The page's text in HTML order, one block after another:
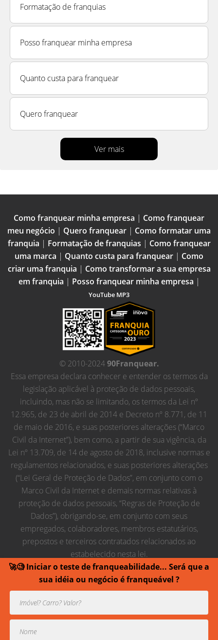
Formatação de franquias
Posso franquear minha empresa
Quanto custa para franquear
Quero franquear
Ver mais
🚀🧐 Iniciar o teste de franqueabilidade... Será que a
sua idéia ou negócio é franqueável ?
Como franquear minha empresa | Como franquear
meu negócio | Quero franquear | Como formatar uma
franquia | Formatação de franquias | Como franquear
uma marca | Quanto custa para franquear | Como
criar uma franquia | Como transformar a sua empresa
em franquia | Posso franquear minha empresa |
YouTube MP3
© 2010-202490Franquear.
Essa empresa declara conhecer e entender os termos da
legislação aplicável à proteção de dados pessoais,
incluindo, mas não se limitando, os termos da Lei nº
12.965, de 23 de abril de 2014 e Decreto nº 8.771, de 11
de maio de 2016, e suas posteriores alterações (“Marco
Civil da Internet”), bem como, a partir de sua vigência, da
Lei nº 13.709, de 14 de agosto de 2018, inclusive normas e
regulamentos relacionados, e suas posteriores alterações
(“Lei Geral de Proteção de Dados”, em conjunto com o
Marco Civil da Internet e demais normas relativas à
proteção de dados pessoais, “Regras de Proteção de
Dados”), obrigando-se, em conjunto com seus
empregados, colaboradores, membros estatutários,
prepostos e terceiros contratados relacionados ao
estabelecido nesta lei.
Usamos cookies para prover uma experiência melhor de
navegação.
Todos direitos reservados contra cópias ou reproduções
parciais de contéudo.